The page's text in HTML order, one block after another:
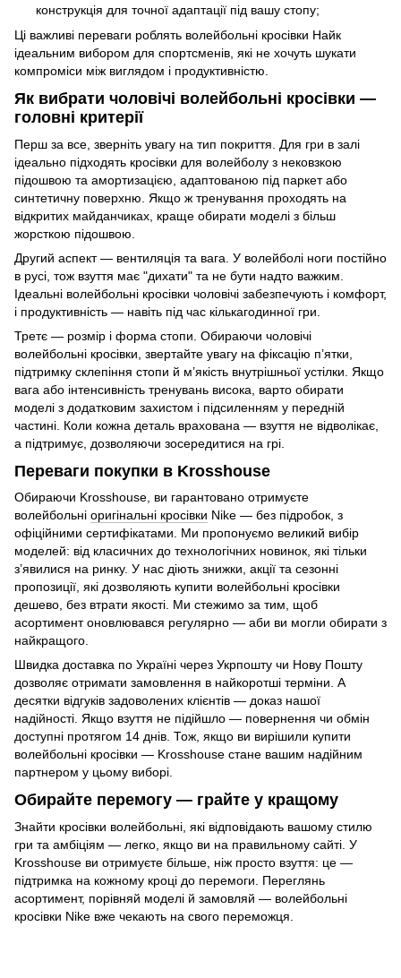
конструкція для точної адаптації під вашу стопу;
Ці важливі переваги роблять волейбольні кросівки Найк
ідеальним вибором для спортсменів, які не хочуть шукати
компроміси між виглядом і продуктивністю.
Як вибрати чоловічі волейбольні кросівки —
головні критерії
Перш за все, зверніть увагу на тип покриття. Для гри в залі
ідеально підходять кросівки для волейболу з нековзкою
підошвою та амортизацією, адаптованою під паркет або
синтетичну поверхню. Якщо ж тренування проходять на
відкритих майданчиках, краще обирати моделі з більш
жорсткою підошвою.
Другий аспект — вентиляція та вага. У волейболі ноги постійно
в русі, тож взуття має "дихати" та не бути надто важким.
Ідеальні волейбольні кросівки чоловічі забезпечують і комфорт,
і продуктивність — навіть під час кількагодинної гри.
Третє — розмір і форма стопи. Обираючи чоловічі
волейбольні кросівки, звертайте увагу на фіксацію п’ятки,
підтримку склепіння стопи й м’якість внутрішньої устілки. Якщо
вага або інтенсивність тренувань висока, варто обирати
моделі з додатковим захистом і підсиленням у передній
частині. Коли кожна деталь врахована — взуття не відволікає,
а підтримує, дозволяючи зосередитися на грі.
Переваги покупки в Krosshouse
Обираючи Krosshouse, ви гарантовано отримуєте
волейбольні оригінальні кросівки Nike — без підробок, з
офіційними сертифікатами. Ми пропонуємо великий вибір
моделей: від класичних до технологічних новинок, які тільки
з’явилися на ринку. У нас діють знижки, акції та сезонні
пропозиції, які дозволяють купити волейбольні кросівки
дешево, без втрати якості. Ми стежимо за тим, щоб
асортимент оновлювався регулярно — аби ви могли обирати з
найкращого.
Швидка доставка по Україні через Укрпошту чи Нову Пошту
дозволяє отримати замовлення в найкоротші терміни. А
десятки відгуків задоволених клієнтів — доказ нашої
надійності. Якщо взуття не підійшло — повернення чи обмін
доступні протягом 14 днів. Тож, якщо ви вирішили купити
волейбольні кросівки — Krosshouse стане вашим надійним
партнером у цьому виборі.
Обирайте перемогу — грайте у кращому
Знайти кросівки волейбольні, які відповідають вашому стилю
гри та амбіціям — легко, якщо ви на правильному сайті. У
Krosshouse ви отримуєте більше, ніж просто взуття: це —
підтримка на кожному кроці до перемоги. Переглянь
асортимент, порівняй моделі й замовляй — волейбольні
кросівки Nike вже чекають на свого переможця.